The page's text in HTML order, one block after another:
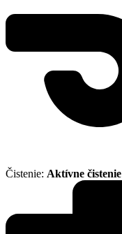
Čistenie: Aktívne čistenie